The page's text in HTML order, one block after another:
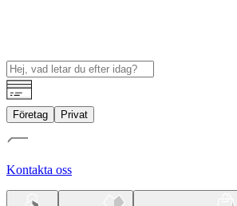
Företag Privat
Kontakta oss